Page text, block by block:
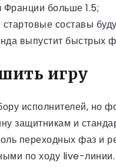
Франции больше 1.5;
составы
выпустит быстрых
игру
исполнителей, но
защитникам и
переходных фаз и
по ходу live-линии.